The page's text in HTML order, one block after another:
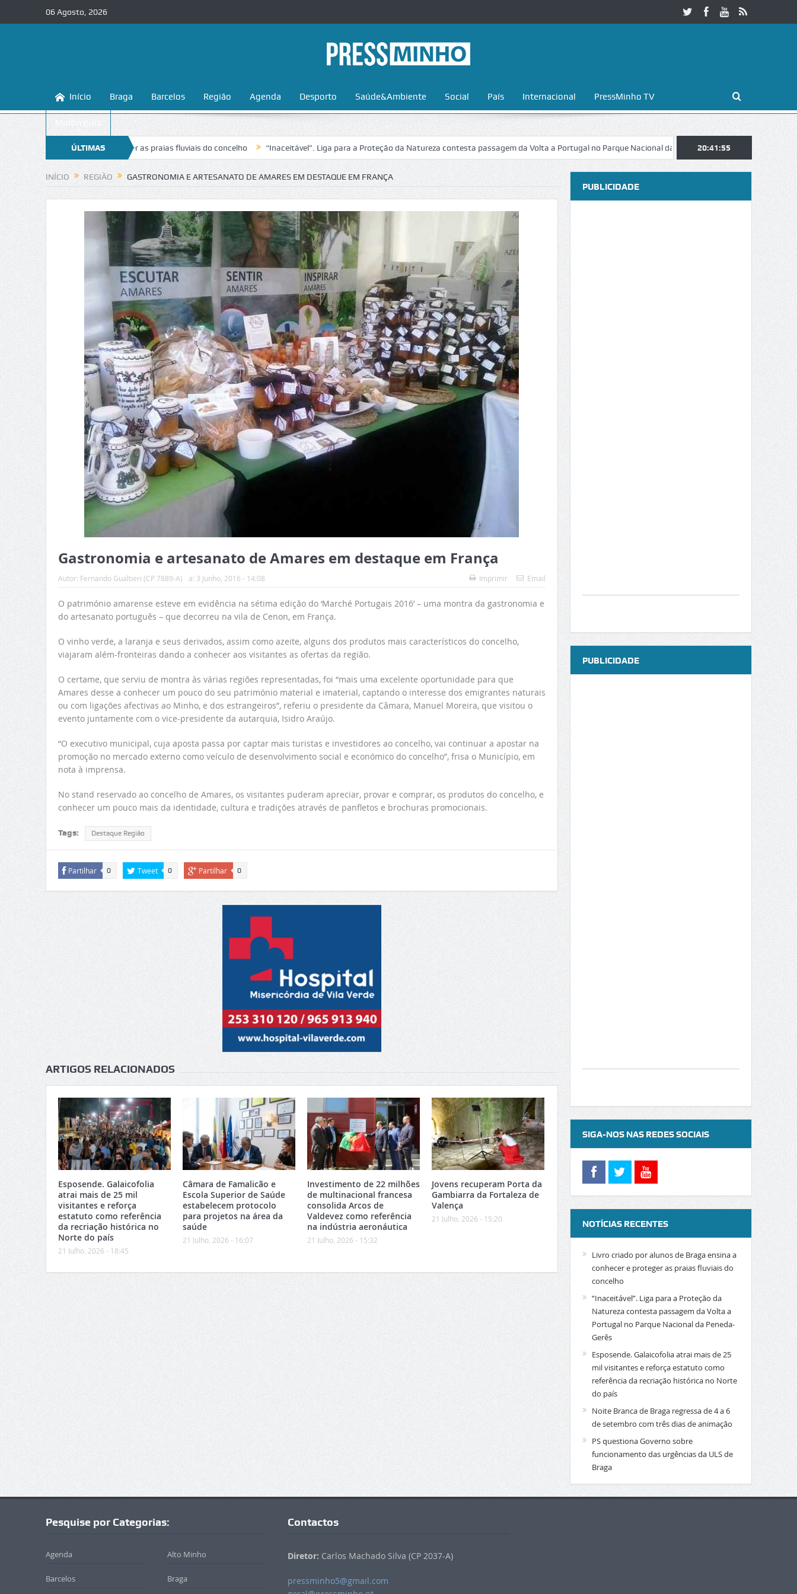
06 Agosto, 2026
Início Braga Barcelos Região Agenda Desporto Saúde&Ambiente Social País Internacional PressMinho TV
Multimédia
ÚLTIMAS
NOTÍCIAS
a conhecer e proteger as praias fluviais do concelho “Inaceitável”. Liga para a Proteção da Natureza contesta passagem da Volta a Portugal no Parque Nacional da Peneda-Gerês Esposende.
20:41:55
INÍCIO REGIÃO GASTRONOMIA E ARTESANATO DE AMARES EM DESTAQUE EM FRANÇA
Gastronomia e artesanato de Amares em destaque em França
Autor: Fernando Gualtieri (CP 7889-A) a: 3 Junho, 2016 - 14:08 Imprimir Email
O património amarense esteve em evidência na sétima edição do ‘Marché Portugais 2016’ – uma montra da gastronomia e
do artesanato português – que decorreu na vila de Cenon, em França.
O vinho verde, a laranja e seus derivados, assim como azeite, alguns dos produtos mais característicos do concelho,
viajaram além-fronteiras dando a conhecer aos visitantes as ofertas da região.
O certame, que serviu de montra às várias regiões representadas, foi “mais uma excelente oportunidade para que
Amares desse a conhecer um pouco do seu património material e imaterial, captando o interesse dos emigrantes naturais
ou com ligações afectivas ao Minho, e dos estrangeiros”, referiu o presidente da Câmara, Manuel Moreira, que visitou o
evento juntamente com o vice-presidente da autarquia, Isidro Araújo.
“O executivo municipal, cuja aposta passa por captar mais turistas e investidores ao concelho, vai continuar a apostar na
promoção no mercado externo como veículo de desenvolvimento social e económico do concelho”, frisa o Município, em
nota à imprensa.
No stand reservado ao concelho de Amares, os visitantes puderam apreciar, provar e comprar, os produtos do concelho, e
conhecer um pouco mais da identidade, cultura e tradições através de panfletos e brochuras promocionais.
Tags: Destaque Região
Partilhar 0 Tweet 0 Partilhar 0
ARTIGOS RELACIONADOS
Esposende. Galaicofolia
atrai mais de 25 mil
visitantes e reforça
estatuto como referência
da recriação histórica no
Norte do país
21 Julho, 2026 - 18:45
Câmara de Famalicão e
Escola Superior de Saúde
estabelecem protocolo
para projetos na área da
saúde
21 Julho, 2026 - 16:07
Investimento de 22 milhões
de multinacional francesa
consolida Arcos de
Valdevez como referência
na indústria aeronáutica
21 Julho, 2026 - 15:32
Jovens recuperam Porta da
Gambiarra da Fortaleza de
Valença
21 Julho, 2026 - 15:20
PUBLICIDADE
PUBLICIDADE
SIGA-NOS NAS REDES SOCIAIS
NOTÍCIAS RECENTES
Livro criado por alunos de Braga ensina a
conhecer e proteger as praias fluviais do
concelho
“Inaceitável”. Liga para a Proteção da
Natureza contesta passagem da Volta a
Portugal no Parque Nacional da Peneda-
Gerês
Esposende. Galaicofolia atrai mais de 25
mil visitantes e reforça estatuto como
referência da recriação histórica no Norte
do país
Noite Branca de Braga regressa de 4 a 6
de setembro com três dias de animação
PS questiona Governo sobre
funcionamento das urgências da ULS de
Braga
Pesquise por Categorias:
Agenda Alto Minho
Barcelos Braga
Contactos
Diretor: Carlos Machado Silva (CP 2037-A)
pressminho5@gmail.com